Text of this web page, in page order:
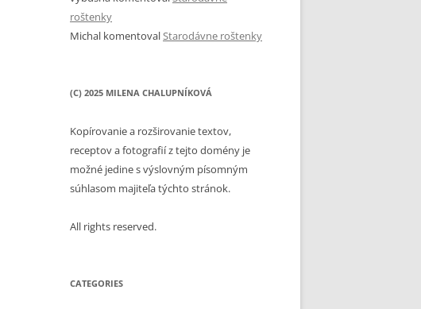
roštenky
Michal komentovalStarodávne roštenky
(C) 2025 MILENA CHALUPNÍKOVÁ
Kopírovanie a rozširovanie textov,
receptov a fotografií z tejto domény je
možné jedine s výslovným písomným
súhlasom majiteľa týchto stránok.
All rights reserved.
CATEGORIES